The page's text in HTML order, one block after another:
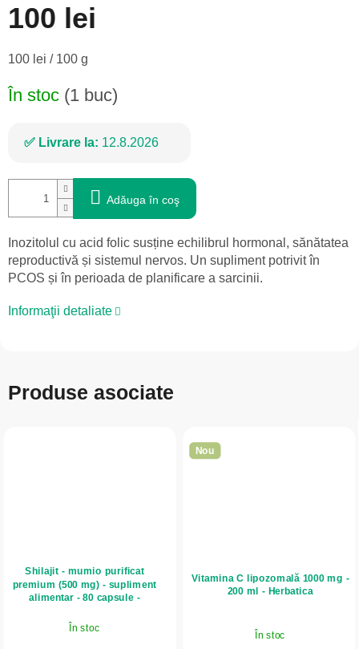
100 lei
Evaluare
100 lei / 100 g
În stoc (1 buc)
Livrare la: 12.8.2026
Adăuga în coş
Inozitolul cu acid folic susține echilibrul hormonal, sănătatea
reproductivă și sistemul nervos. Un supliment potrivit în
PCOS și în perioada de planificare a sarcinii.
Informaţii detaliate
Produse asociate
Shilajit - mumio purificat
premium (500 mg) - supliment
alimentar - 80 capsule -
În stoc
Nou
Vitamina C lipozomală 1000 mg -
200 ml - Herbatica
În stoc